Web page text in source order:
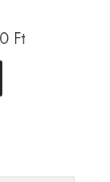
Ft
A
n